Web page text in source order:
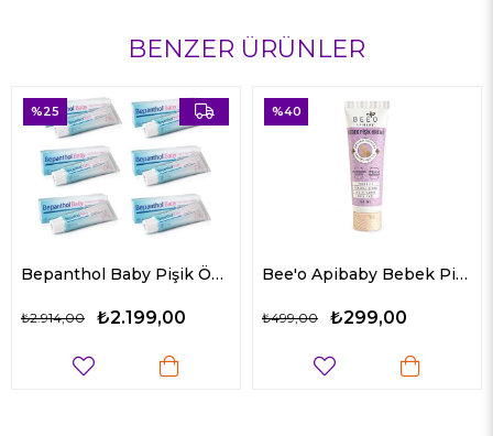
BENZER ÜRÜNLER
Bepanthol Baby Pişik Önleyici Merhem 100 gr 6'lı
₺2.199,00
₺2.914,00
%25
Bee'o Apibaby Bebek Pişik Kremi 50 ml
₺299,00
₺499,00
%40